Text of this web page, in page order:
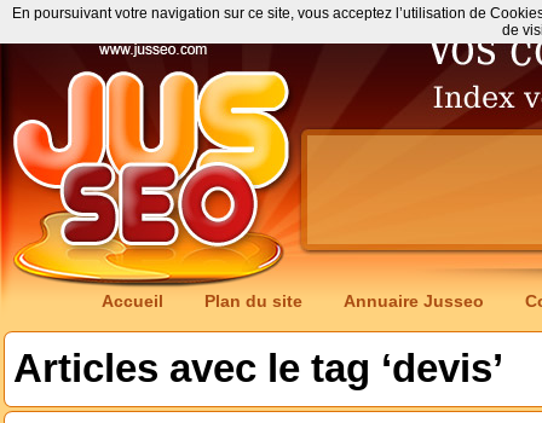
Accueil Plan du site Annuaire Jusseo
Articles avec le tag ‘devis’
En poursuivant votre navigation sur ce site, vous acceptez l’utilisation de
de